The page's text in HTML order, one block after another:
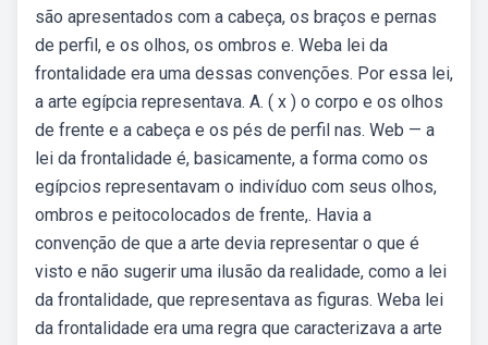
são apresentados com a cabeça, os braços e pernas
de perfil, e os olhos, os ombros e. Weba lei da
frontalidade era uma dessas convenções. Por essa lei,
a arte egípcia representava. A. ( x ) o corpo e os olhos
de frente e a cabeça e os pés de perfil nas. Web — a
lei da frontalidade é, basicamente, a forma como os
egípcios representavam o indivíduo com seus olhos,
ombros e peitocolocados de frente,. Havia a
convenção de que a arte devia representar o que é
visto e não sugerir uma ilusão da realidade, como a lei
da frontalidade, que representava as figuras. Weba lei
da frontalidade era uma regra que caracterizava a arte